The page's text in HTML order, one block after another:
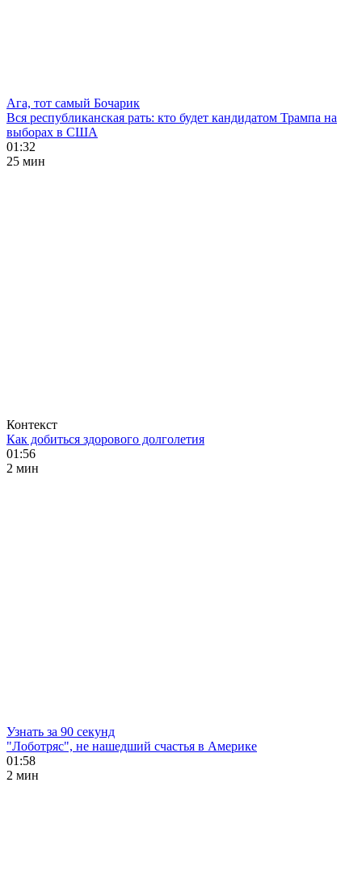
Ага, тот самый Бочарик
Вся республиканская рать: кто будет кандидатом Трампа на
выборах в США
01:32
25 мин
Контекст
Как добиться здорового долголетия
01:56
2 мин
Узнать за 90 секунд
"Лоботряс", не нашедший счастья в Америке
01:58
2 мин